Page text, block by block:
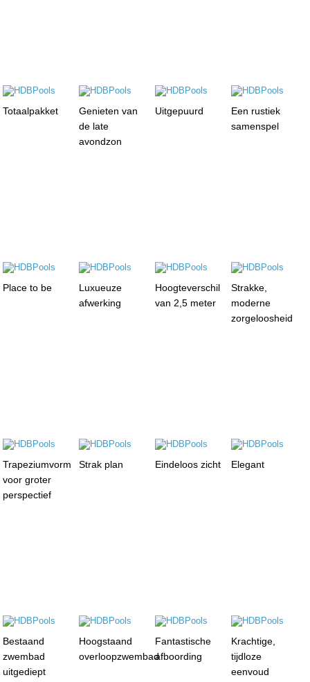
Totaalpakket
Genieten van
de late
avondzon
Uitgepuurd
Een rustiek
samenspel
Place to be
Luxueuze
afwerking
Hoogteverschil
van 2,5 meter
Strakke,
moderne
zorgeloosheid
Trapeziumvorm
voor groter
perspectief
Strak plan Eindeloos zicht Elegant
Bestaand
zwembad
uitgediept
Hoogstaand
overloopzwembad
Fantastische
afboording
Krachtige,
tijdloze
eenvoud